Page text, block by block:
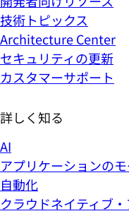
技術トピックス
Architecture Center
セキュリティの更新
カスタマーサポート
詳しく知る
AI
アプリケーションの
自動化
クラウドネイティブ